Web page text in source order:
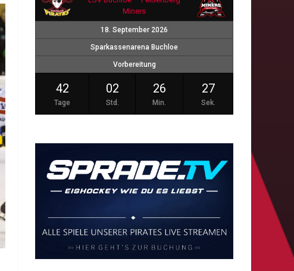
Miners
18. September 2026
Sparkassenarena Buchloe
Vorbereitung
42
Tage
02
Std.
26
Min.
26
Sek.